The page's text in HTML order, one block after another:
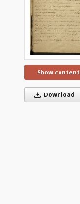
Show content
Download